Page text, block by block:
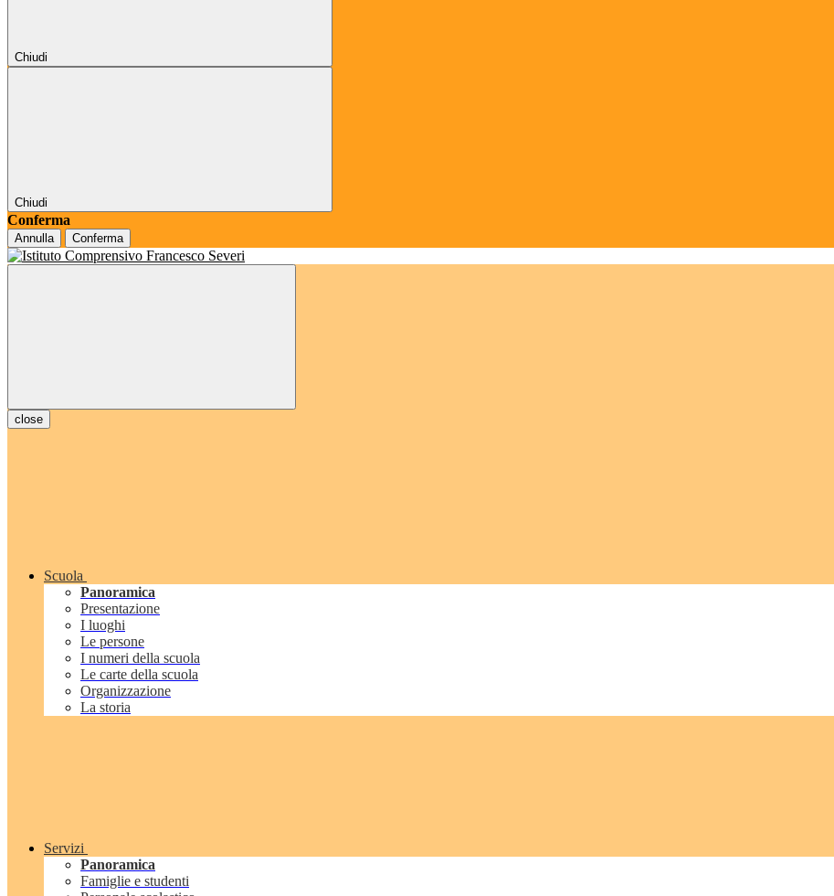
Chiudi
Chiudi
Conferma
Annulla Conferma
close
Scuola
Panoramica
Presentazione
I luoghi
Le persone
I numeri della scuola
Le carte della scuola
Organizzazione
La storia
Servizi
Panoramica
Famiglie e studenti